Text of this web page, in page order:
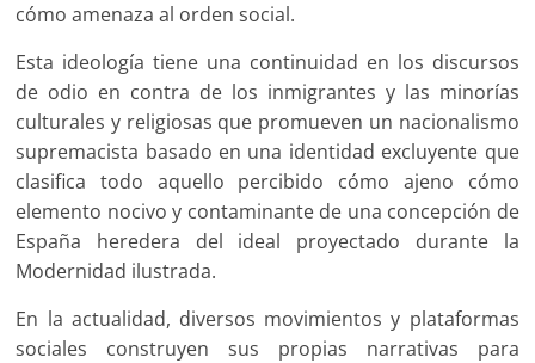
cómo amenaza al orden social.
Esta ideología tiene una continuidad en los discursos
de odio en contra de los inmigrantes y las minorías
culturales y religiosas que promueven un nacionalismo
supremacista basado en una identidad excluyente que
clasifica todo aquello percibido cómo ajeno cómo
elemento nocivo y contaminante de una concepción de
España heredera del ideal proyectado durante la
Modernidad ilustrada.
En la actualidad, diversos movimientos y plataformas
sociales construyen sus propias narrativas para